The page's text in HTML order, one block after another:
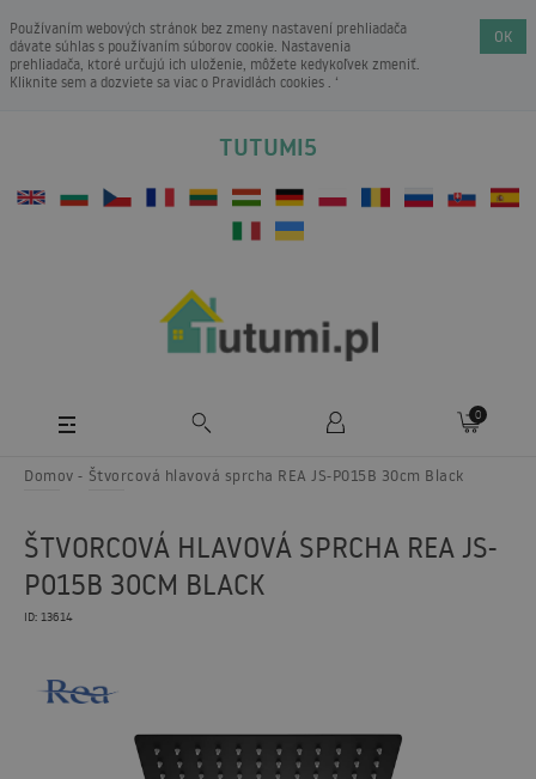
Používaním webových stránok bez zmeny nastavení prehliadača
dávate súhlas s používaním súborov cookie. Nastavenia
prehliadača, ktoré určujú ich uloženie, môžete kedykoľvek zmeniť.
Kliknite sem a dozviete sa viac o Pravidlách cookies . ‘
OK
TUTUMI5
0
Domov Štvorcová hlavová sprcha REA JS-P015B 30cm Black
ŠTVORCOVÁ HLAVOVÁ SPRCHA REA JS-
P015B 30CM BLACK
ID: 13614